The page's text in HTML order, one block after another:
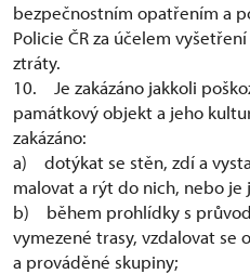
bezpečnostním opatřením a
Policie ČR za účelem
ztráty.
10. Je zakázáno jakkoli
památkový objekt a jeho
zakázáno:
a) dotýkat se stěn, zdí a
malovat a rýt do nich, nebo je
b) během prohlídky s
vymezené trasy, vzdalovat se
a prováděné skupiny;